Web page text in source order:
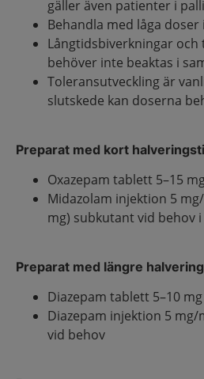
gäller även patienter i
Behandla med låga
Långtidsbiverkningar
behöver inte beaktas i
Toleransutveckling är
slutskede kan doserna
Preparat med kort
Oxazepam tablett 5–15
Midazolam injektion 5
mg) subkutant vid behov
Preparat med längre
Diazepam tablett 5–10
Diazepam injektion 5
vid behov